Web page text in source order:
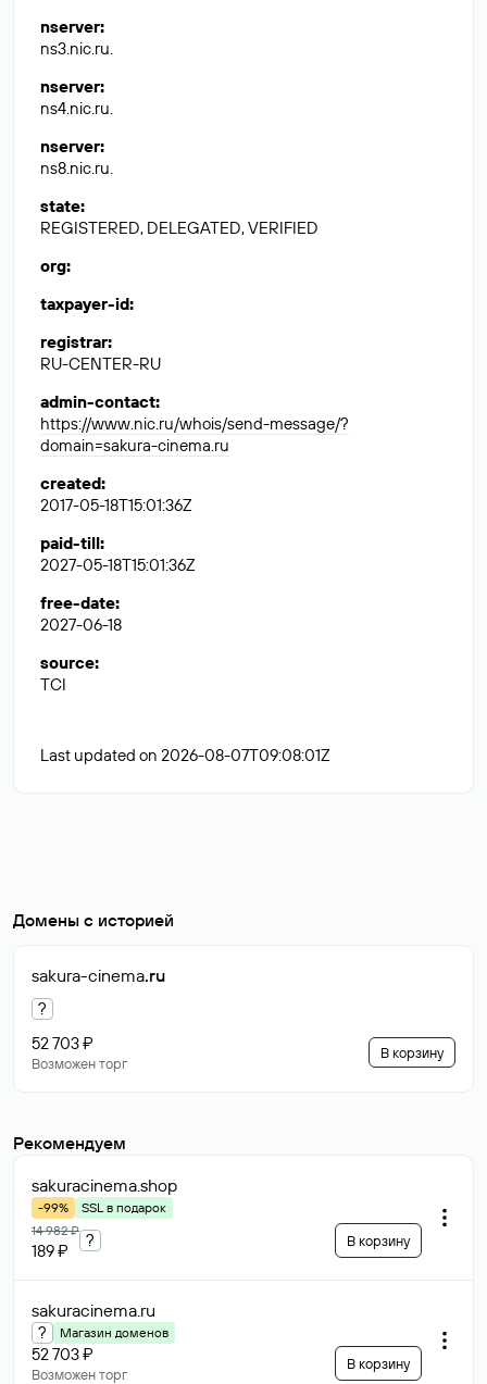
nserver:
ns3.nic.ru.
nserver:
ns4.nic.ru.
nserver:
ns8.nic.ru.
state:
REGISTERED, DELEGATED, VERIFIED
org:
taxpayer-id:
registrar:
RU-CENTER-RU
admin-contact:
https://www.nic.ru/whois/send-message/?
domain=sakura-cinema.ru
created:
2017-05-18T15:01:36Z
paid-till:
2027-05-18T15:01:36Z
free-date:
2027-06-18
source:
TCI
Last updated on 2026-08-07T09:08:01Z
Домены с историей
sakura-cinema.ru
?
52 703 ₽
Возможен торг
В корзину
Рекомендуем
sakuracinema.shop
-99%
SSL в подарок
14 982 ₽
189 ₽
? В корзину
sakuracinema.ru
? Магазин доменов
52 703 ₽
Возможен торг
В корзину